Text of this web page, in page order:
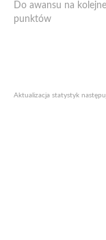
Do awansu na
punktów
Aktualizacja statystyk